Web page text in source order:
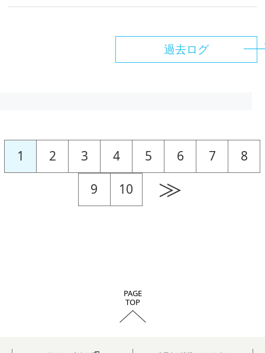
過去ログ
1 2 3 4 5 6 7
8
9
10 ≫
PAGE
TOP